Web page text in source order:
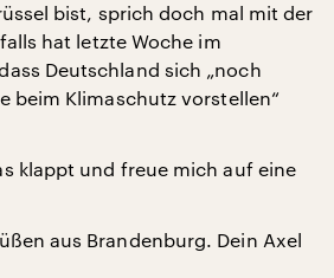
bist, sprich doch mal mit der
hat letzte Woche im
Deutschland sich „noch
beim Klimaschutz vorstellen“
klappt und freue mich auf eine
aus Brandenburg. Dein Axel